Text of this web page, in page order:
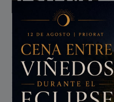
Оазис для вас в доме
летней историей
эксклюзивный
отделки посреди